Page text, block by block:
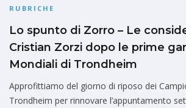
RUBRICHE
Lo spunto di Zorro – Le
Cristian Zorzi dopo le prime
Mondiali di Trondheim
Approfittiamo del giorno di riposo dei
Trondheim per rinnovare l’appuntamento